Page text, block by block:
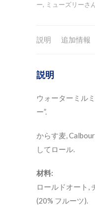
ー, ミューズリーさ
説明 追加情報
説明
ウォーターミル
ー”.
からす麦,
してロール.
材料:
ロールドオート,
(20% フルーツ).